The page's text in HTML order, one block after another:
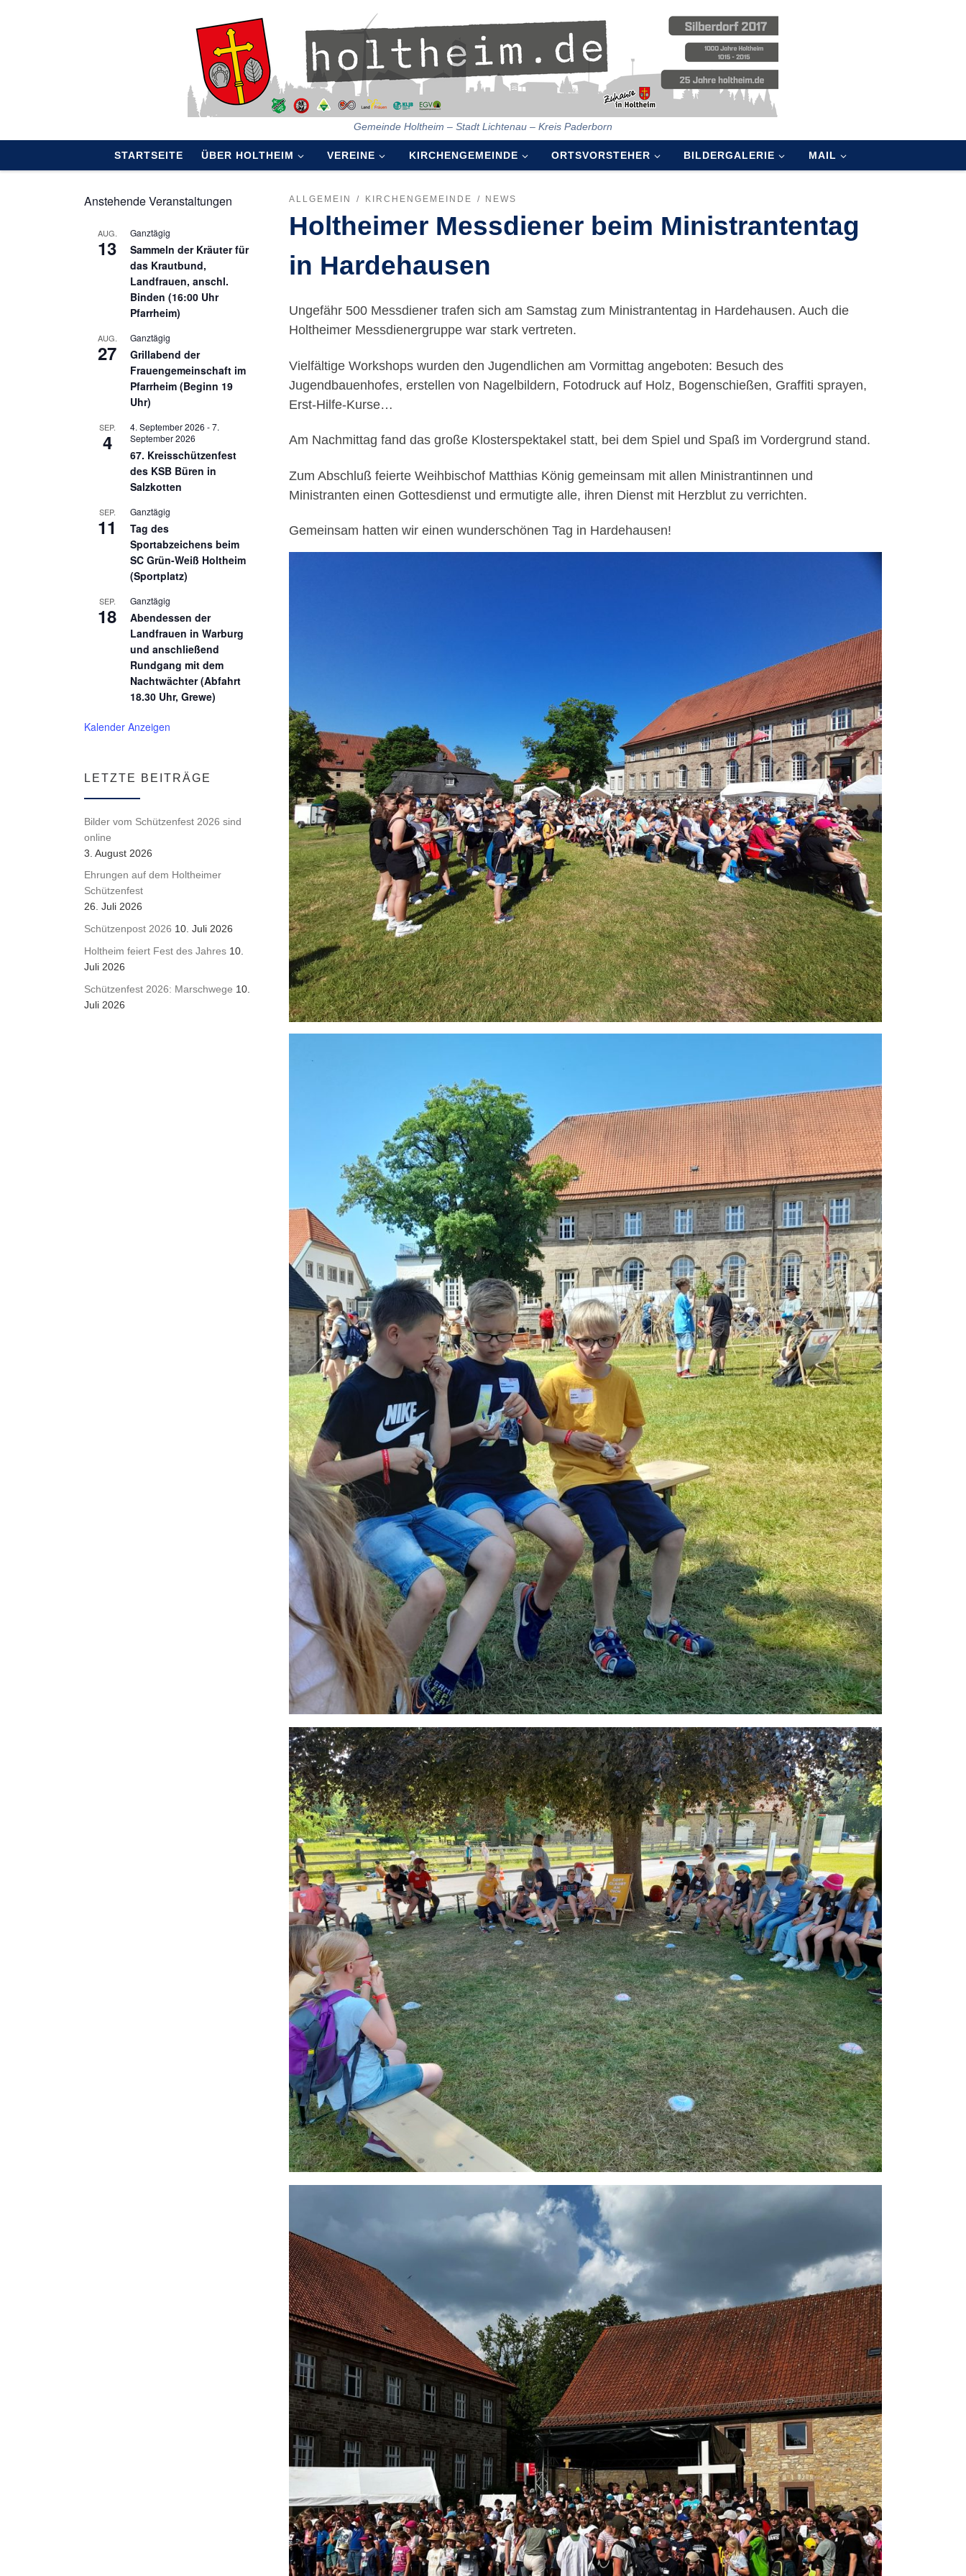
Gemeinde Holtheim – Stadt Lichtenau – Kreis Paderborn
STARTSEITE ÜBER HOLTHEIM VEREINE KIRCHENGEMEINDE ORTSVORSTEHER BILDERGALERIE MAIL
ALLGEMEIN KIRCHENGEMEINDE NEWS
Holtheimer Messdiener beim Ministrantentag
in Hardehausen
Ungefähr 500 Messdiener trafen sich am Samstag zum Ministrantentag in Hardehausen. Auch die
Holtheimer Messdienergruppe war stark vertreten.
Vielfältige Workshops wurden den Jugendlichen am Vormittag angeboten: Besuch des
Jugendbauenhofes, erstellen von Nagelbildern, Fotodruck auf Holz, Bogenschießen, Graffiti sprayen,
Erst-Hilfe-Kurse…
Am Nachmittag fand das große Klosterspektakel statt, bei dem Spiel und Spaß im Vordergrund stand.
Zum Abschluß feierte Weihbischof Matthias König gemeinsam mit allen Ministrantinnen und
Ministranten einen Gottesdienst und ermutigte alle, ihren Dienst mit Herzblut zu verrichten.
Gemeinsam hatten wir einen wunderschönen Tag in Hardehausen!
Anstehende Veranstaltungen
AUG.
13
Ganztägig
Sammeln der Kräuter für
das Krautbund,
Landfrauen, anschl.
Binden (16:00 Uhr
Pfarrheim)
AUG.
27
Ganztägig
Grillabend der
Frauengemeinschaft im
Pfarrheim (Beginn 19
Uhr)
SEP.
4
4. September 2026 -7.
September 2026
67. Kreisschützenfest
des KSB Büren in
Salzkotten
SEP.
11
Ganztägig
Tag des
Sportabzeichens beim
SC Grün-Weiß Holtheim
(Sportplatz)
SEP.
18
Ganztägig
Abendessen der
Landfrauen in Warburg
und anschließend
Rundgang mit dem
Nachtwächter (Abfahrt
18.30 Uhr, Grewe)
Kalender Anzeigen
LETZTE BEITRÄGE
Bilder vom Schützenfest 2026 sind
online
3. August 2026
Ehrungen auf dem Holtheimer
Schützenfest
26. Juli 2026
Schützenpost 2026 10. Juli 2026
Holtheim feiert Fest des Jahres 10.
Juli 2026
Schützenfest 2026: Marschwege 10.
Juli 2026